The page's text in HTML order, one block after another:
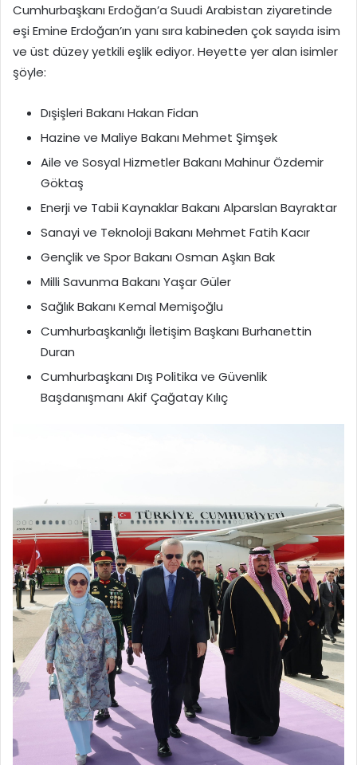
Cumhurbaşkanı Erdoğan’a Suudi Arabistan ziyaretinde
eşi Emine Erdoğan’ın yanı sıra kabineden çok sayıda isim
ve üst düzey yetkili eşlik ediyor. Heyette yer alan isimler
şöyle:
Dışişleri BakanıHakan Fidan
Hazine ve Maliye Bakanı Mehmet Şimşek
Aile ve Sosyal Hizmetler Bakanı Mahinur Özdemir
Göktaş
Enerji ve Tabii Kaynaklar Bakanı Alparslan Bayraktar
Sanayi ve Teknoloji Bakanı Mehmet Fatih Kacır
Gençlik ve Spor Bakanı Osman Aşkın Bak
Milli Savunma Bakanı Yaşar Güler
Sağlık Bakanı Kemal Memişoğlu
Cumhurbaşkanlığı İletişim Başkanı Burhanettin
Duran
Cumhurbaşkanı Dış Politika ve Güvenlik
Başdanışmanı Akif Çağatay Kılıç